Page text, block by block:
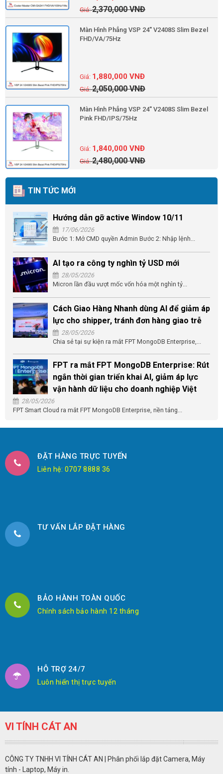
2,370,000VNĐ
Màn Hình Phẳng VSP 24'' V2408S Slim Bezel
FHD/VA/75Hz
2,050,000VNĐ
1,880,000VNĐ
Màn Hình Phẳng VSP 24'' V2408S Slim Bezel
Pink FHD/IPS/75Hz
2,480,000VNĐ
1,840,000VNĐ
TIN TỨC MỚI
Hướng dẫn gỡ active Window 10/11
17/06/2026
Bước 1: Mở CMD quyền Admin Bước 2: Nhập lệnh...
AI tạo ra công ty nghìn tỷ USD mới
28/05/2026
Micron lần đầu vượt mốc vốn hóa một nghìn tỷ...
Cách Giao Hàng Nhanh dùng AI để giảm áp
lực cho shipper, tránh đơn hàng giao trễ
28/05/2026
Chia sẻ tại sự kiện ra mắt FPT MongoDB Enterprise,...
FPT ra mắt FPT MongoDB Enterprise: Rút
ngắn thời gian triển khai AI, giảm áp lực
vận hành dữ liệu cho doanh nghiệp Việt
28/05/2026
FPT Smart Cloud ra mắt FPT MongoDB Enterprise, nền tảng...
ĐẶT HÀNG TRỰC TUYẾN
Liên hệ: 0707 8888 36
TƯ VẤN LẮP ĐẶT HÀNG
BẢO HÀNH TOÀN QUỐC
Chính sách bảo hành 12 tháng
HỖ TRỢ 24/7
Luôn hiển thị trực tuyến
VI TÍNH CÁT AN
CÔNG TY TNHH VI TÍNH CÁT AN | Phân phối lắp đặt Camera, Máy
tính - Laptop, Máy in.